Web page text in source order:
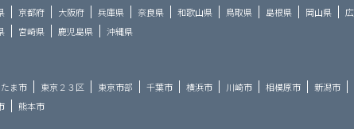
京都府 大阪府 兵庫県 奈良県 和歌山県 鳥取県 島根県 岡山県
宮崎県 鹿児島県 沖縄県
ま市 東京２３区 東京市部 千葉市 横浜市 川崎市 相模原市 新潟市
熊本市